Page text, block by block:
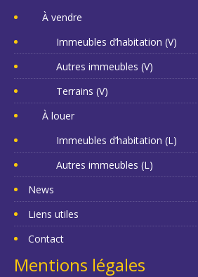
À vendre
Immeubles d’habitation (V)
Autres immeubles (V)
Terrains (V)
À louer
Immeubles d’habitation (L)
Autres immeubles (L)
News
Liens utiles
Contact
Mentions légales